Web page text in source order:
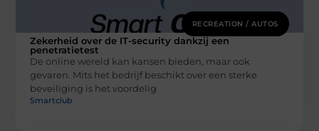
RECREATION / AUTOS
Zekerheid over de IT-security dankzij een
penetratietest
De online wereld kan kansen bieden, maar ook
gevaren. Mits het bedrijf beschikt over een sterke
beveiliging is het voordelig
Smartclub